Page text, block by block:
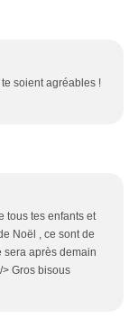
soient agréables !
tous tes enfants et
Noël , ce sont de
sera après demain
Gros bisous